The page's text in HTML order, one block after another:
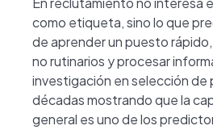
como etiqueta, sino lo que
de aprender un puesto
no rutinarios y procesar
investigación en selección de
décadas mostrando que la
general es uno de los